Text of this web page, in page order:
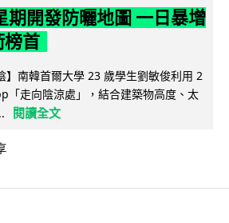
期開發防曬地圖 一日暴增
榜首
】南韓首爾大學 23 歲學生劉敏俊利用 2
「走向陰涼處」，結合建築物高度、太
閱讀全文